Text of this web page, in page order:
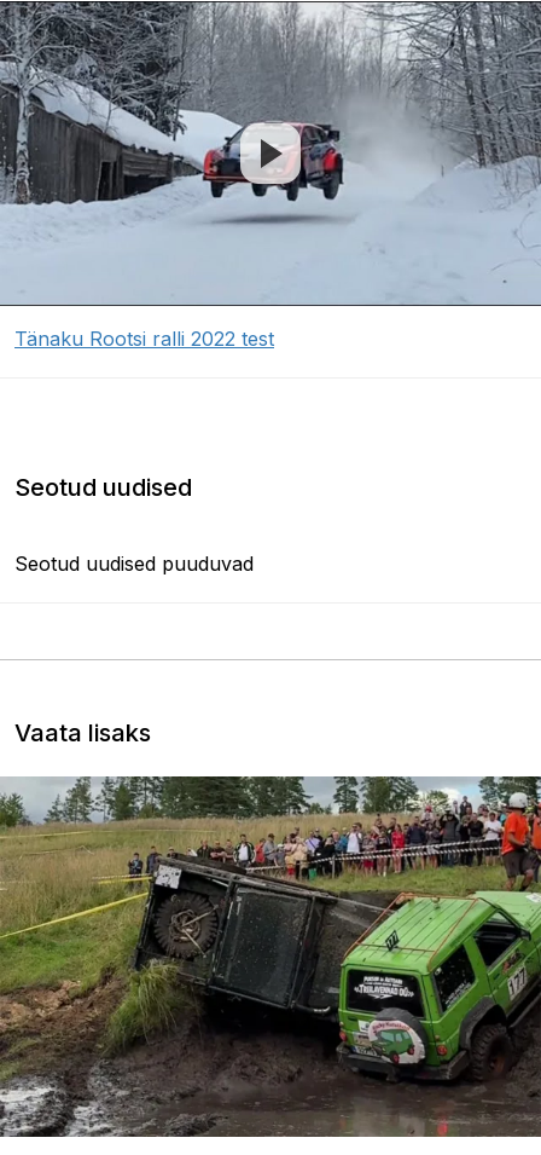
Tänaku Rootsi ralli 2022 test
Seotud uudised
Seotud uudised puuduvad
Vaata lisaks